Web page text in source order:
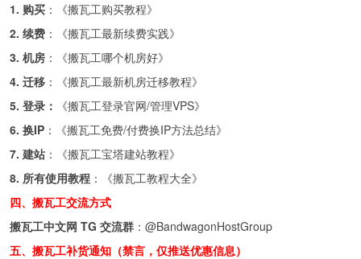
1. 购买 ：《搬瓦工购买教程》
2. 续费 ：《搬瓦工最新续费实践》
3. 机房 ：《搬瓦工哪个机房好》
4. 迁移 ：《搬瓦工最新机房迁移教程》
5. 登录：
《搬瓦工登录官网/管理VPS》
6. 换IP ：《搬瓦工免费/付费换IP方法总结》
7. 建站 ：《搬瓦工宝塔建站教程》
8. 所有使用教程 ：《搬瓦工教程大全》
四、搬瓦工交流方式
搬瓦工中文网 TG 交流群 ： @BandwagonHostGroup
五、搬瓦工补货通知（禁言，仅推送优惠信息）